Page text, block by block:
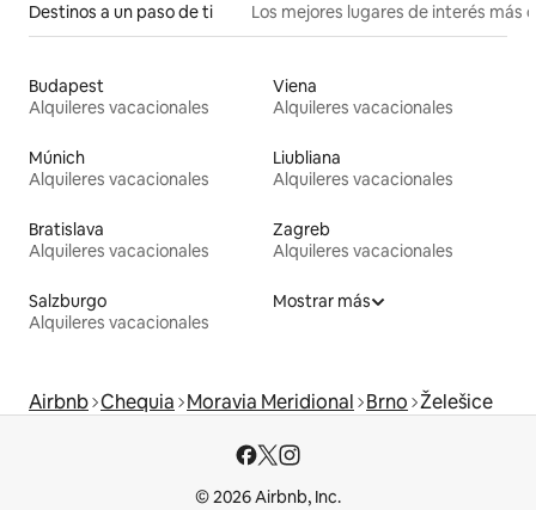
Destinos a un paso de ti Los mejores lugares de interés más
Budapest
Alquileres vacacionales
Viena
Alquileres vacacionales
Múnich
Alquileres vacacionales
Liubliana
Alquileres vacacionales
Bratislava
Alquileres vacacionales
Zagreb
Alquileres vacacionales
Salzburgo
Alquileres vacacionales
Mostrar más
Airbnb Chequia Moravia Meridional Brno Želešice
© 2026 Airbnb, Inc.